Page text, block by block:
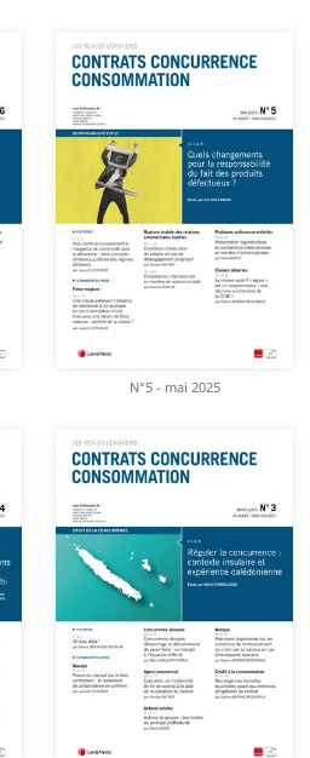
N°5 - mai 2025